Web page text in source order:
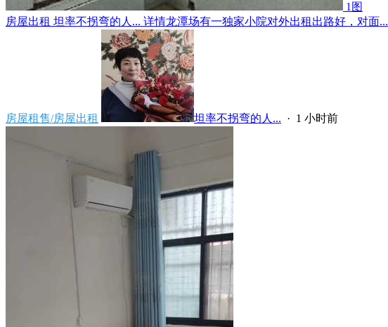
1图
房屋出租 坦率不拐弯的人... 详情龙潭场有一独家小院对外出租出路好，对面...
房屋租售/房屋出租 坦率不拐弯的人... · 1 小时前